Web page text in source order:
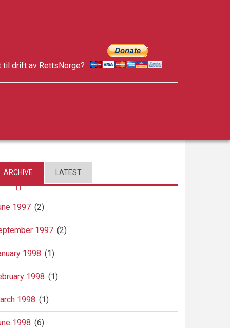
til drift av RettsNorge?
ARCHIVE LATEST
1997 (2)
1997 (2)
1998 (1)
1998 (1)
1998 (1)
1998 (6)